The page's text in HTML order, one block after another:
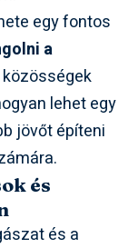
egy fontos
a
közösségek
lehet egy
jövőt építeni
és
és a